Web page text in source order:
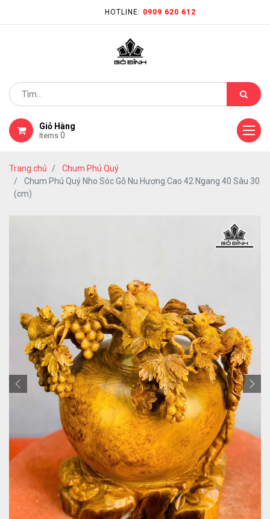
HOTLINE: 0909 620 612
Giỏ Hàng
Items 0
Trang chủ
Chum Phú Quý
Chum Phú Quý Nho Sóc Gỗ Nu Hương Cao 42 Ngang 40 Sâu 30
(cm)